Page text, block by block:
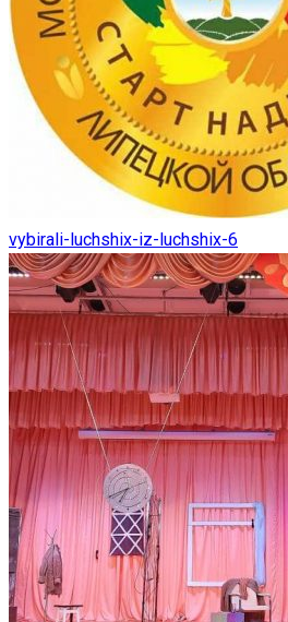
vybirali-luchshix-iz-luchshix-6